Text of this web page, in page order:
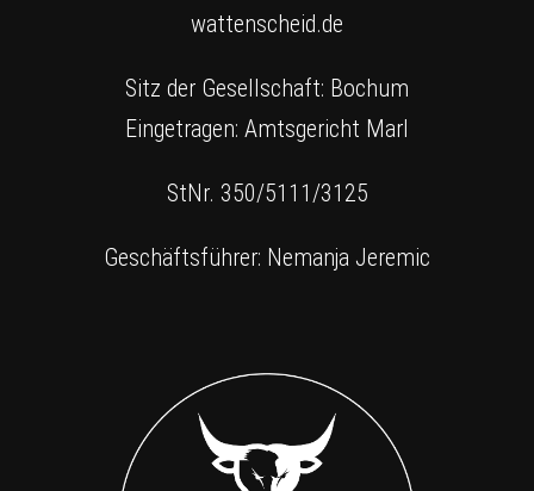
wattenscheid.de
Sitz der Gesellschaft: Bochum
Eingetragen: Amtsgericht Marl
StNr. 350/5111/3125
Geschäftsführer: Nemanja Jeremic